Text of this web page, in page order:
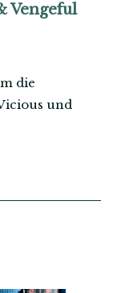
Vengeful
die
und